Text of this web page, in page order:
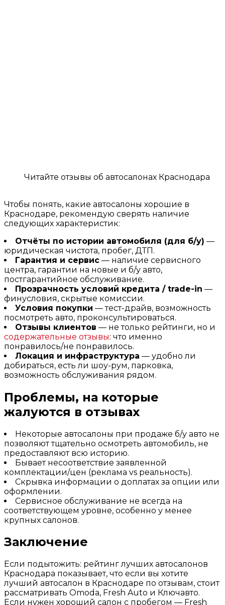
Читайте отзывы об автосалонах Краснодара
Чтобы понять, какие автосалоны хорошие в
Краснодаре, рекомендую сверять наличие
следующих характеристик:
Отчёты по истории автомобиля (для б/у) —
юридическая чистота, пробег, ДТП.
Гарантия и сервис — наличие сервисного
центра, гарантии на новые и б/у авто,
постгарантийное обслуживание.
Прозрачность условий кредита / trade-in —
финусловия, скрытые комиссии.
Условия покупки — тест-драйв, возможность
посмотреть авто, проконсультироваться.
Отзывы клиентов — не только рейтинги, но и
содержательные отзывы: что именно
понравилось/не понравилось.
Локация и инфраструктура — удобно ли
добираться, есть ли шоу-рум, парковка,
возможность обслуживания рядом.
Проблемы, на которые
жалуются в отзывах
Некоторые автосалоны при продаже б/у авто не
позволяют тщательно осмотреть автомобиль, не
предоставляют всю историю.
Бывает несоответствие заявленной
комплектации/цен (реклама vs реальность).
Скрывка информации о доплатах за опции или
оформлении.
Сервисное обслуживание не всегда на
соответствующем уровне, особенно у менее
крупных салонов.
Заключение
Если подытожить: рейтинг лучших автосалонов
Краснодара показывает, что если вы хотите
лучший автосалон в Краснодаре по отзывам, стоит
рассматривать Omoda, Fresh Auto и Ключавто.
Если нужен хороший салон с пробегом — Fresh